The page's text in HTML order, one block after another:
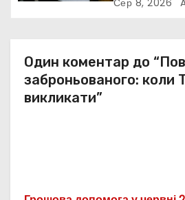
Один коментар до
заброньованого: коли
викликати”